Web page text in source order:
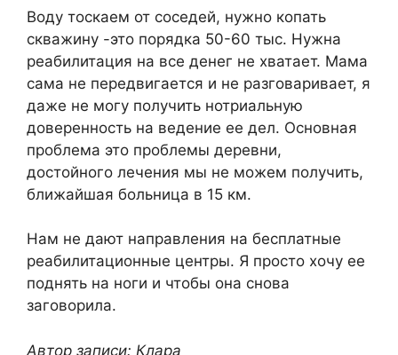
Воду тоскаем от соседей, нужно копать
скважину -это порядка 50-60 тыс. Нужна
реабилитация на все денег не хватает. Мама
сама не передвигается и не разговаривает, я
даже не могу получить нотриальную
доверенность на ведение ее дел. Основная
проблема это проблемы деревни,
достойного лечения мы не можем получить,
ближайшая больница в 15 км.
Нам не дают направления на бесплатные
реабилитационные центры. Я просто хочу ее
поднять на ноги и чтобы она снова
заговорила.
Автор записи: Клара